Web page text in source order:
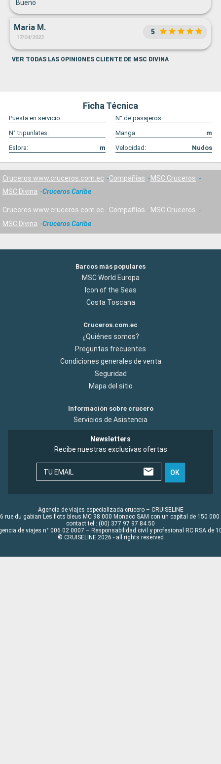
Bueno
Maria M.
17/04/2023
5
VER TODAS LAS OPINIONES CLIENTE DE MSC DIVINA
Ficha Técnica
Puesta en servicio:
N° de pasajeros:
N° tripunlates:
Manga:
m
Eslora:
m Velocidad: Nudos
Cruceros www.cruceros.com.ec Compañías
MSC Cruceros
MSC Divina
Cruceros Caribe
Cruceros www.cruceros.com.ec Compañías
MSC Cruceros
MSC Divina
Cruceros Caribe
Barcos más populares
MSC World Europa
Icon of the Seas
Costa Toscana
Cruceros.com.ec
¿Quiénes somos?
Preguntas frecuentes
Condiciones generales de venta
Seguridad
Mapa del sitio
Información sobre crucero
Servicios de Asistencia
Newsletters
Recibe nuestras exclusivas ofertas
TU EMAIL OK
Agencia de viajes especializada crucero – CRUISELINE
rue du gabian Les flots bleus MC 98 000 Monaco SAM con un capital de 150 000
contact tel : (00) 377 97 97 84 50
de viajes n° 006 02 0007 – Responsabilidad civil y profesional RC RSA de
© CRUISELINE 2026 - all rights reserved